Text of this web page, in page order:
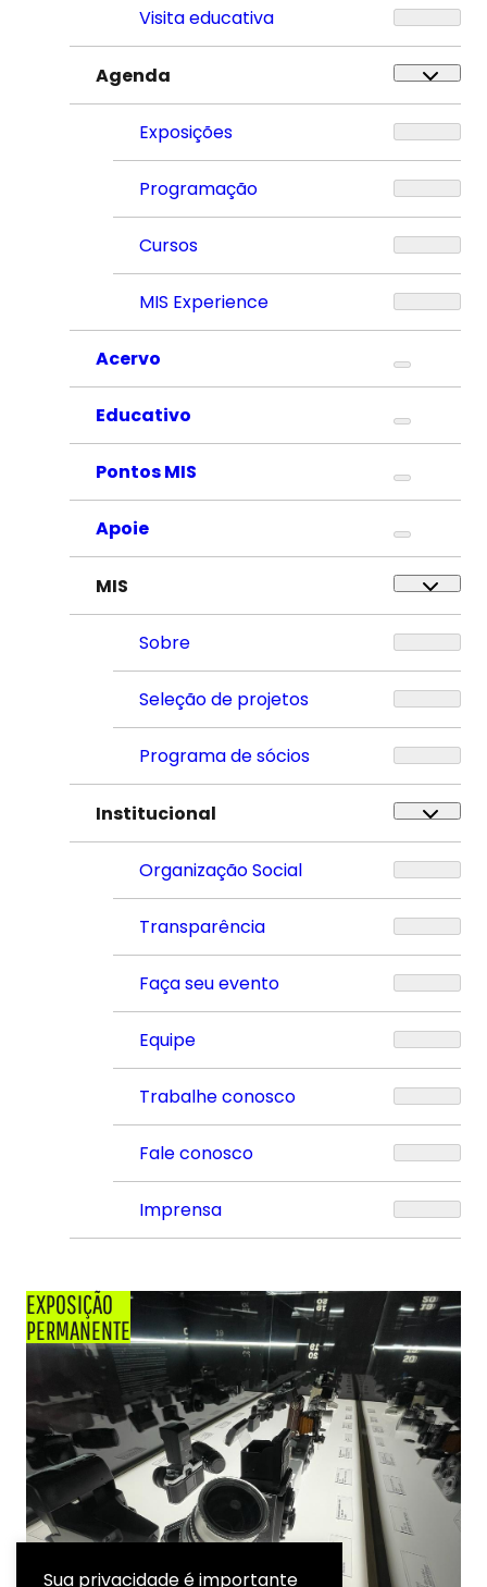
Visita educativa
Agenda
Exposições
Programação
Cursos
MIS Experience
Acervo
Educativo
Pontos MIS
Apoie
MIS
Sobre
Seleção de projetos
Programa de sócios
Institucional
Organização Social
Transparência
Faça seu evento
Equipe
Trabalhe conosco
Fale conosco
Imprensa
EXPOSIÇÃO
PERMANENTE
Sua privacidade é importante